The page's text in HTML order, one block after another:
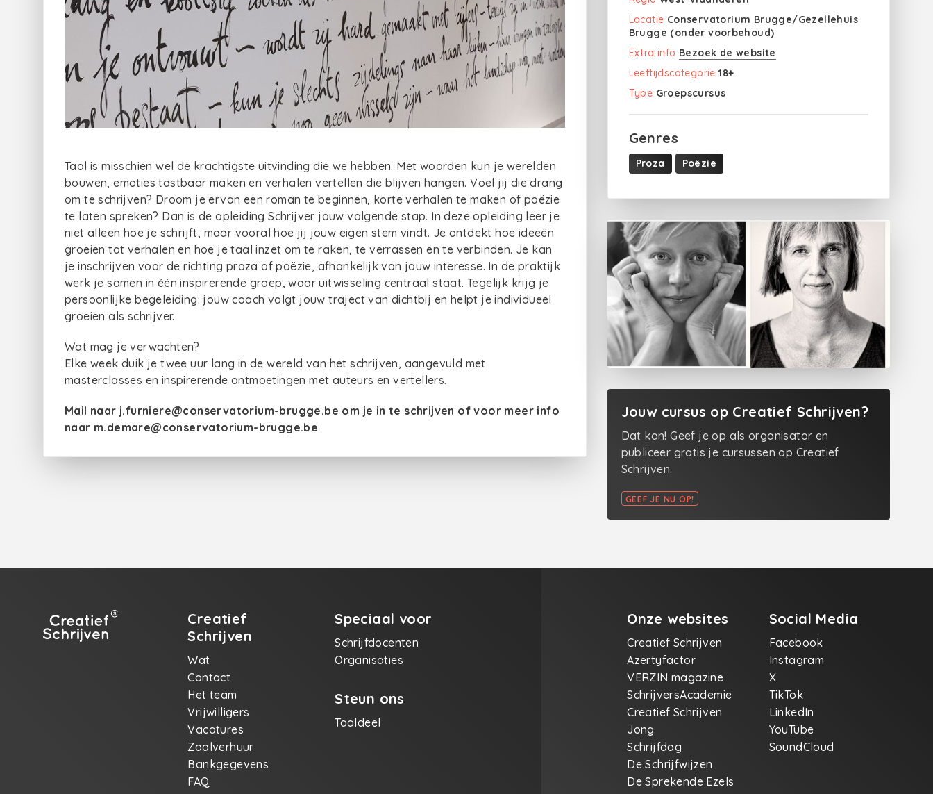
Taal is misschien wel de krachtigste uitvinding die we hebben. Met woorden kun je werelden
bouwen, emoties tastbaar maken en verhalen vertellen die blijven hangen. Voel jij die drang
om te schrijven? Droom je ervan een roman te beginnen, korte verhalen te maken of poëzie
te laten spreken? Dan is de opleiding Schrijver jouw volgende stap. In deze opleiding leer je
niet alleen hoe je schrijft, maar vooral hoe jij jouw eigen stem vindt. Je ontdekt hoe ideeën
groeien tot verhalen en hoe je taal inzet om te raken, te verrassen en te verbinden. Je kan
je inschrijven voor de richting proza of poëzie, afhankelijk van jouw interesse. In de praktijk
werk je samen in één inspirerende groep, waar uitwisseling centraal staat. Tegelijk krijg je
persoonlijke begeleiding: jouw coach volgt jouw traject van dichtbij en helpt je individueel
groeien als schrijver.
Wat mag je verwachten?
Elke week duik je twee uur lang in de wereld van het schrijven, aangevuld met
masterclasses en inspirerende ontmoetingen met auteurs en vertellers.
Mail naar j.furniere@conservatorium-brugge.be om je in te schrijven of voor meer info
naar m.demare@conservatorium-brugge.be
Locatie Conservatorium Brugge/Gezellehuis
Brugge (onder voorbehoud)
Extra info Bezoek de website
Leeftijdscategorie 18+
Type Groepscursus
Genres
Proza Poëzie
Jouw cursus op Creatief Schrijven?
Dat kan! Geef je op als organisator en
publiceer gratis je cursussen op Creatief
Schrijven.
GEEF JE NU OP!
Creatief
Schrijven
Wat
Contact
Het team
Vrijwilligers
Vacatures
Zaalverhuur
Bankgegevens
FAQ
Speciaal voor
Schrijfdocenten
Organisaties
Steun ons
Taaldeel
Onze websites
Creatief Schrijven
Azertyfactor
VERZIN magazine
SchrijversAcademie
Creatief Schrijven
Jong
Schrijfdag
De Schrijfwijzen
De Sprekende Ezels
Social Media
Facebook
Instagram
X
TikTok
LinkedIn
YouTube
SoundCloud